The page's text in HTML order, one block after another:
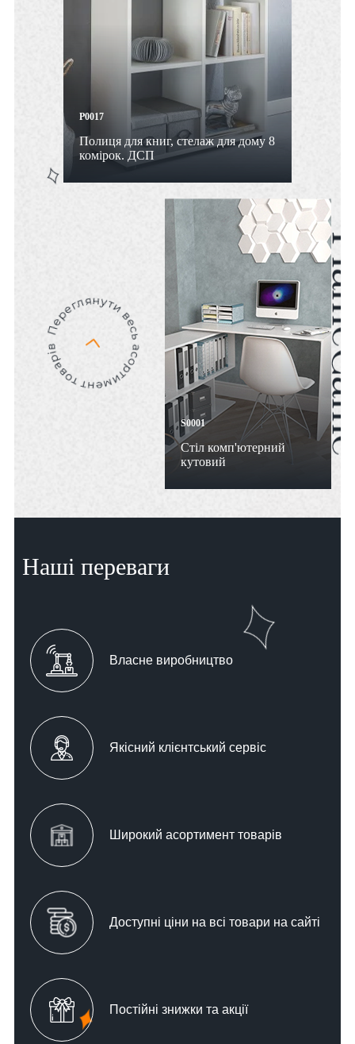
P0017
Полиця для книг, стелаж для дому 8
комірок. ДСП
S0001
Стіл комп'ютерний
кутовий
Наші переваги
Власне виробництво
Якісний клієнтський сервіс
Широкий асортимент товарів
Доступні ціни на всі товари на сайті
Постійні знижки та акції